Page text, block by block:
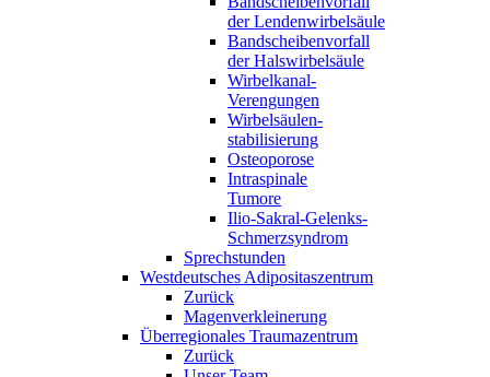
der Lendenwirbelsäule
Bandscheibenvorfall
der Halswirbelsäule
Wirbelkanal-
Verengungen
Wirbelsäulen-
stabilisierung
Osteoporose
Intraspinale
Tumore
Ilio-Sakral-Gelenks-
Schmerzsyndrom
Sprechstunden
Westdeutsches Adipositaszentrum
Zurück
Magenverkleinerung
Überregionales Traumazentrum
Zurück